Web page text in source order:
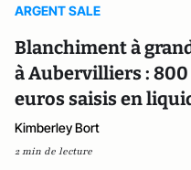
ARGENT SALE
Blanchiment à
à Aubervilliers :
euros saisis en
Kimberley Bort
2 min de lecture